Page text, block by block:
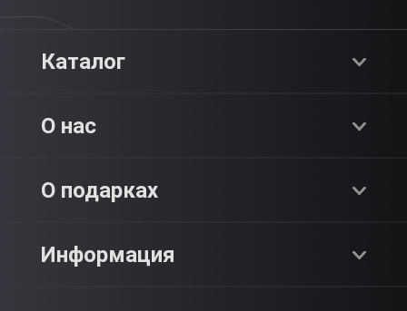
Каталог
О нас
О компании
О подарках
Как это работает?
Информация